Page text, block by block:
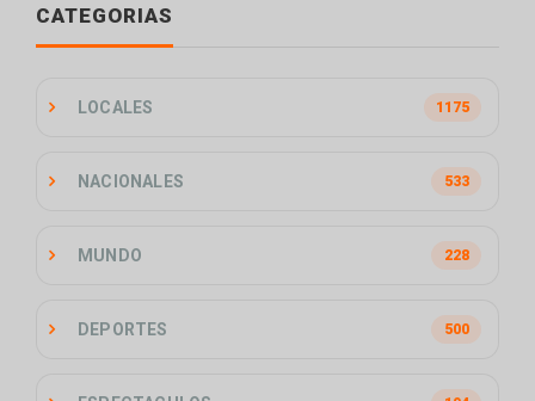
CATEGORIAS
LOCALES 1175
NACIONALES 533
MUNDO 228
DEPORTES 500